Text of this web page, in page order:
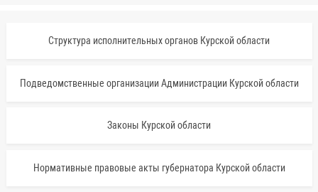
Структура исполнительных органов Курской области
Подведомственные организации Администрации Курской области
Законы Курской области
Нормативные правовые акты губернатора Курской области